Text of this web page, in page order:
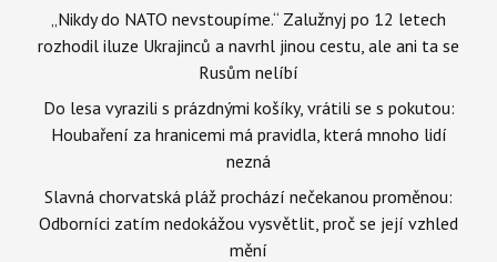
„Nikdy do NATO nevstoupíme.“ Zalužnyj po 12 letech
rozhodil iluze Ukrajinců a navrhl jinou cestu, ale ani ta se
Rusům nelíbí
Do lesa vyrazili s prázdnými košíky, vrátili se s pokutou:
Houbaření za hranicemi má pravidla, která mnoho lidí
nezná
Slavná chorvatská pláž prochází nečekanou proměnou:
Odborníci zatím nedokážou vysvětlit, proč se její vzhled
mění